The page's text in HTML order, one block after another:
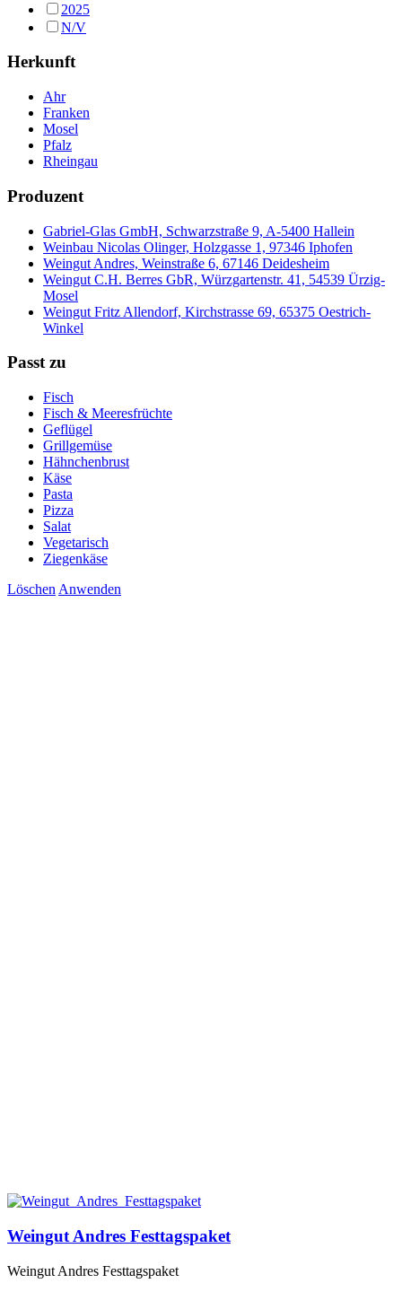
2025
N/V
Herkunft
Ahr
Franken
Mosel
Pfalz
Rheingau
Produzent
Gabriel-Glas GmbH, Schwarzstraße 9, A-5400 Hallein
Weinbau Nicolas Olinger, Holzgasse 1, 97346 Iphofen
Weingut Andres, Weinstraße 6, 67146 Deidesheim
Weingut C.H. Berres GbR, Würzgartenstr. 41, 54539 Ürzig-
Mosel
Weingut Fritz Allendorf, Kirchstrasse 69, 65375 Oestrich-
Winkel
Passt zu
Fisch
Fisch & Meeresfrüchte
Geflügel
Grillgemüse
Hähnchenbrust
Käse
Pasta
Pizza
Salat
Vegetarisch
Ziegenkäse
Löschen Anwenden
Weingut Andres Festtagspaket
Weingut Andres Festtagspaket